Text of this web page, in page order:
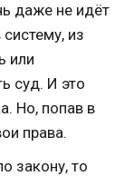
даже не идёт
из
или
суд. И это
Но, попав в
права.
закону, то